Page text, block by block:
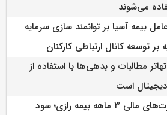
می‌شوند
بیمه آسیا بر توانمند سازی سرمایه
بر توسعه کانال ارتباطی کارکنان
مطالبات و بدهی‌ها با استفاده از
است
انتشار صورت‌های مالی ۳ ماهه بیمه رازی؛ سود